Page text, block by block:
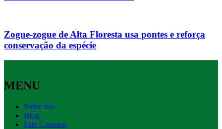
Zogue-zogue de Alta Floresta usa pontes e reforça
conservação da espécie
MENU
Sobre nós
Blog
Fale Conosco